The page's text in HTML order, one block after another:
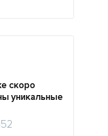
скоро
уникальные